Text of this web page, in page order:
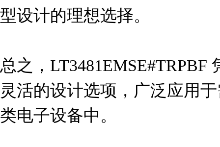
型设计的理想选择。
总之，
灵活的设计选项，广泛应用
类电子设备中。